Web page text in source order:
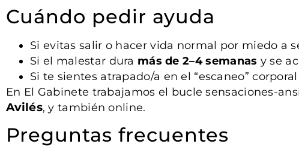
Cuándo pedir ayuda
Si evitas salir o hacer vida normal por miedo a
Si el malestar dura más de 2–4 semanas y se
Si te sientes atrapado/a en el “escaneo”
En El Gabinete trabajamos el bucle sensaciones-
Avilés, y también online.
Preguntas frecuentes